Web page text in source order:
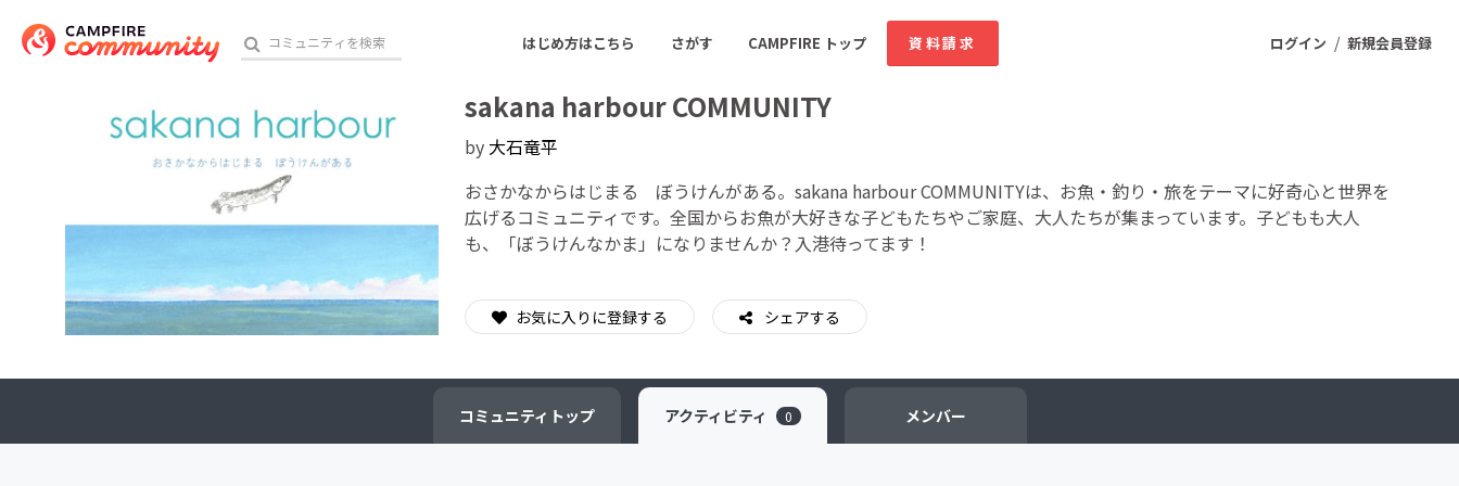
ログイン / 新規会員登録
はじめ方はこちら さがす CAMPFIRE トップ 資料請求
おすすめのコミュニティ 人気のコミュニティ 新着のコミュニティ
テクノロジー・ガジェット
ゲーム・サービス開発 フード・飲食店
ソーシャルグッド ビューティー・ヘルスケア
チャレンジ
sakana harbour COMMUNITY
by 大石竜平
おさかなからはじまる ぼうけんがある。sakana harbour COMMUNITYは、お魚・釣り・旅をテーマに好奇心と世界を
広げるコミュニティです。全国からお魚が大好きな子どもたちやご家庭、大人たちが集まっています。子どもも大人
も、「ぼうけんなかま」になりませんか？入港待ってます！
お気に入りに登録する シェアする
コミュニティ トップ アクティビティ 0 メンバー